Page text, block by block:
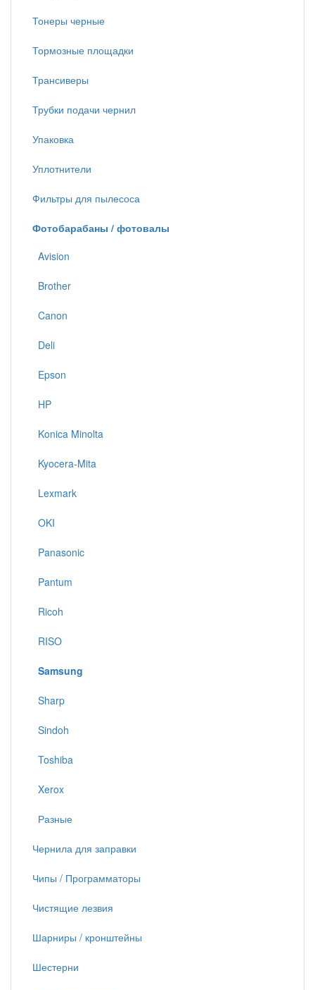
Тонеры черные
Тормозные площадки
Трансиверы
Трубки подачи чернил
Упаковка
Уплотнители
Фильтры для пылесоса
Фотобарабаны / фотовалы
Avision
Brother
Canon
Deli
Epson
HP
Konica Minolta
Kyocera-Mita
Lexmark
OKI
Panasonic
Pantum
Ricoh
RISO
Samsung
Sharp
Sindoh
Toshiba
Xerox
Разные
Чернила для заправки
Чипы / Программаторы
Чистящие лезвия
Шарниры / кронштейны
Шестерни